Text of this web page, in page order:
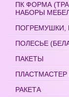
ПК ФОРМА
НАБОРЫ
ПОГРЕМУШКИ,
ПОЛЕСЬЕ
ПАКЕТЫ
ПЛАСТМАСТЕР
РАКЕТА